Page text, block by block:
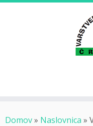
Skoči
Domov» Naslovnica »